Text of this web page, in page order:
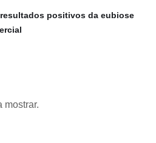
positivos da eubiose
mostrar.